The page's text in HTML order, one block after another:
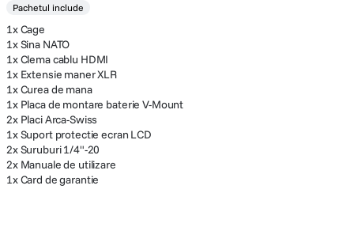
Pachetul include
1x Cage
1x Sina NATO
1x Clema cablu HDMI
1x Extensie maner XLR
1x Curea de mana
1x Placa de montare baterie V-Mount
2x Placi Arca-Swiss
1x Suport protectie ecran LCD
2x Suruburi 1/4"-20
2x Manuale de utilizare
1x Card de garantie